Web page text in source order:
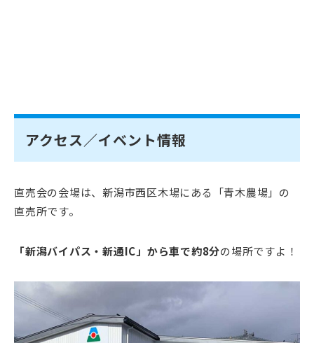
アクセス／イベント情報
直売会の会場は、新潟市西区木場にある「青木農場」の
直売所です。
「新潟バイパス・新通IC」から車で約8分の場所ですよ！